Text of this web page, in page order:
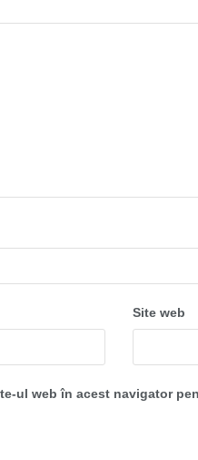
Site web
ul web în acest navigator